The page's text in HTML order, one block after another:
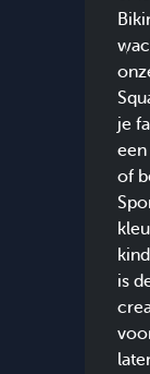
je
of
is